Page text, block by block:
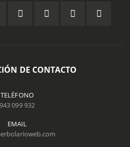
DE CONTACTO
TELÉFONO
943 099 932
EMAIL